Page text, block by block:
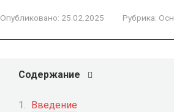
Опубликовано: 25.02.2025 Рубрика:
Содержание
Введение